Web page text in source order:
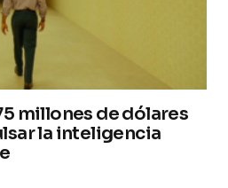
millones de dólares
la inteligencia